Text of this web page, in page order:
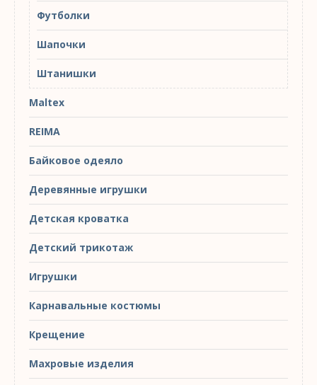
Футболки
Шапочки
Штанишки
Maltex
REIMA
Байковое одеяло
Деревянные игрушки
Детская кроватка
Детский трикотаж
Игрушки
Карнавальные костюмы
Крещение
Махровые изделия